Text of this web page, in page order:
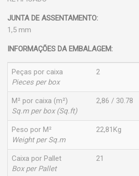
JUNTA DE ASSENTAMENTO:
1,5 mm
INFORMAÇÕES DA EMBALAGEM:
Peças por caixa
Pieces per box
2
M² por caixa (m²)
Sq.m per box (Sq.ft)
2,86 / 30.78
Peso por M²
Weight per Sq.m
22,81Kg
Caixa por Pallet
Box per Pallet
21